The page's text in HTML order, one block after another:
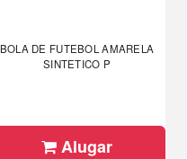
BOLA DE FUTEBOL AMARELA
SINTETICO P
Alugar